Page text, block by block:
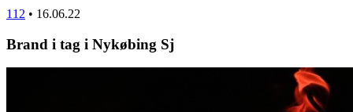
112 • 16.06.22
Brand i tag i Nykøbing Sj